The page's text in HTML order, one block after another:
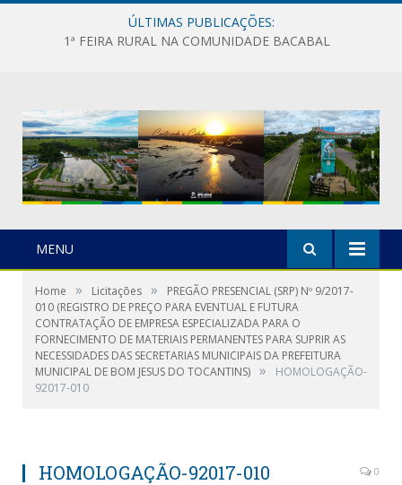
ÚLTIMAS PUBLICAÇÕES:
1ª FEIRA RURAL NA COMUNIDADE BACABAL
MENU
Home » Licitações »
PREGÃO PRESENCIAL (SRP) Nº 9/2017-
010 (REGISTRO DE PREÇO PARA EVENTUAL E FUTURA
CONTRATAÇÃO DE EMPRESA ESPECIALIZADA PARA O
FORNECIMENTO DE MATERIAIS PERMANENTES PARA SUPRIR AS
NECESSIDADES DAS SECRETARIAS MUNICIPAIS DA PREFEITURA
MUNICIPAL DE BOM JESUS DO TOCANTINS) »
HOMOLOGAÇÃO-
92017-010
HOMOLOGAÇÃO-92017-010 0